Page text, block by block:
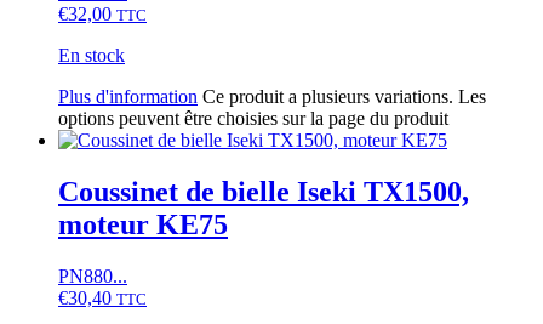
€32,00 TTC
En stock
Plus d'information Ce produit a plusieurs variations. Les
options peuvent être choisies sur la page du produit
Coussinet de bielle Iseki TX1500,
moteur KE75
PN880...
€30,40 TTC